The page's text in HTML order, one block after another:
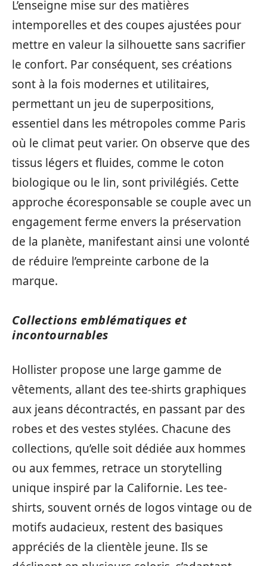
L’enseigne mise sur des matières
intemporelles et des coupes ajustées pour
mettre en valeur la silhouette sans sacrifier
le confort. Par conséquent, ses créations
sont à la fois modernes et utilitaires,
permettant un jeu de superpositions,
essentiel dans les métropoles comme Paris
où le climat peut varier. On observe que des
tissus légers et fluides, comme le coton
biologique ou le lin, sont privilégiés. Cette
approche écoresponsable se couple avec un
engagement ferme envers la préservation
de la planète, manifestant ainsi une volonté
de réduire l’empreinte carbone de la
marque.
Collections emblématiques et
incontournables
Hollister propose une large gamme de
vêtements, allant des tee-shirts graphiques
aux jeans décontractés, en passant par des
robes et des vestes stylées. Chacune des
collections, qu’elle soit dédiée aux hommes
ou aux femmes, retrace un storytelling
unique inspiré par la Californie. Les tee-
shirts, souvent ornés de logos vintage ou de
motifs audacieux, restent des basiques
appréciés de la clientèle jeune. Ils se